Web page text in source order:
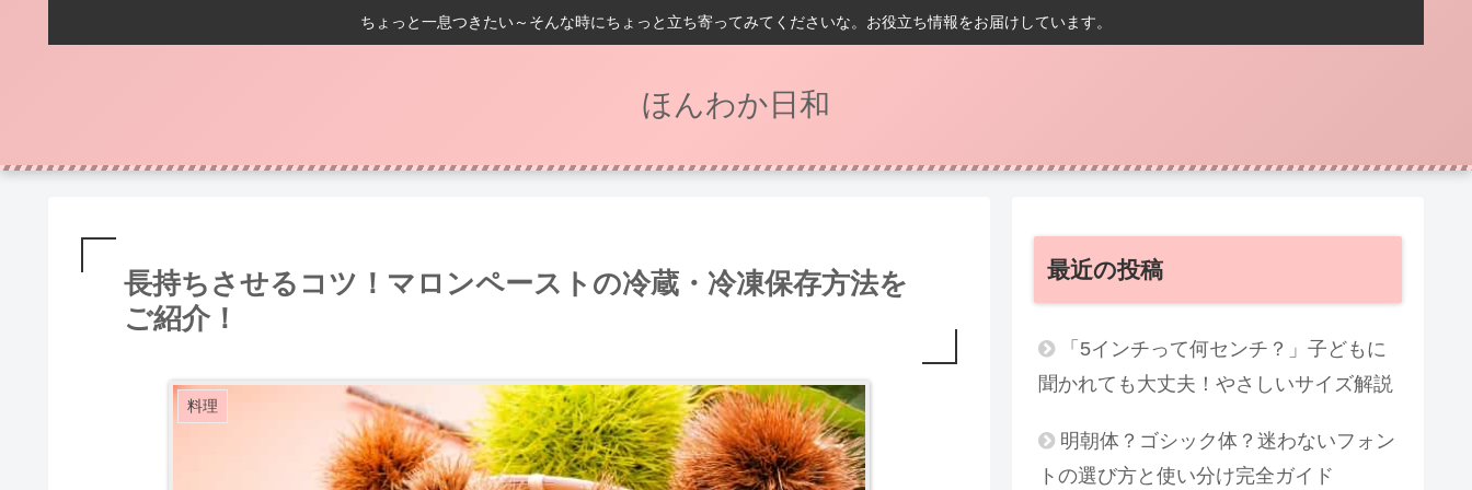
ちょっと一息つきたい～そんな時にちょっと立ち寄ってみてくださいな。お役立ち情報をお届けしています。
ほんわか日和
長持ちさせるコツ！マロンペーストの冷蔵・冷凍保存方法を
ご紹介！
料理
最近の投稿
「5インチって何センチ？」子どもに
聞かれても大丈夫！やさしいサイズ解説
明朝体？ゴシック体？迷わないフォン
トの選び方と使い分け完全ガイド